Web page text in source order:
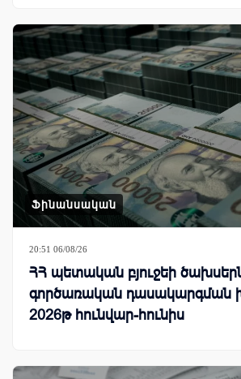
Ֆինանսական
20:51 06/08/26
ՀՀ պետական բյուջեի
գործառական դասակարգման
2026թ հունվար-հունիս